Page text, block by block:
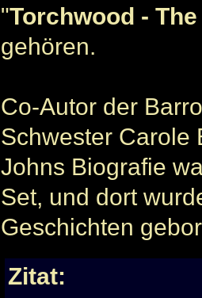
"Torchwood -
gehören.
Co-Autor der
Schwester Carole
Johns Biografie
Set, und dort
Geschichten
Zitat: